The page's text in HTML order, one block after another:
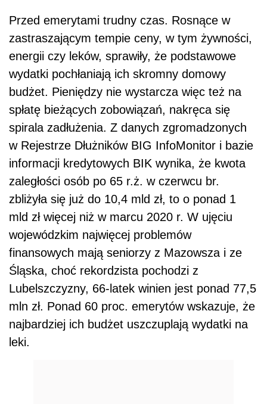
Przed emerytami trudny czas. Rosnące w
zastraszającym tempie ceny, w tym żywności,
energii czy leków, sprawiły, że podstawowe
wydatki pochłaniają ich skromny domowy
budżet. Pieniędzy nie wystarcza więc też na
spłatę bieżących zobowiązań, nakręca się
spirala zadłużenia. Z danych zgromadzonych
w Rejestrze Dłużników BIG InfoMonitor i bazie
informacji kredytowych BIK wynika, że kwota
zaległości osób po 65 r.ż. w czerwcu br.
zbliżyła się już do 10,4 mld zł, to o ponad 1
mld zł więcej niż w marcu 2020 r. W ujęciu
wojewódzkim najwięcej problemów
finansowych mają seniorzy z Mazowsza i ze
Śląska, choć rekordzista pochodzi z
Lubelszczyzny, 66-latek winien jest ponad 77,5
mln zł. Ponad 60 proc. emerytów wskazuje, że
najbardziej ich budżet uszczuplają wydatki na
leki.